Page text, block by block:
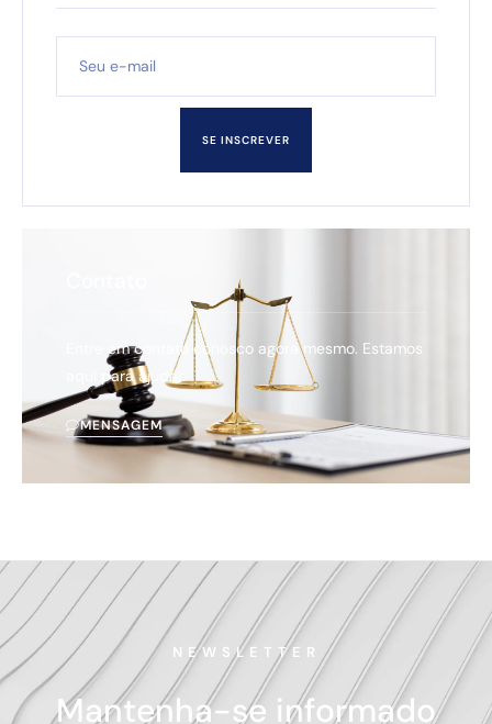
SE INSCREVER
Entre em contato conosco agora mesmo. Estamos
aqui para ajudar.
MENSAGEM
NEWSLETTER
Mantenha-se informado